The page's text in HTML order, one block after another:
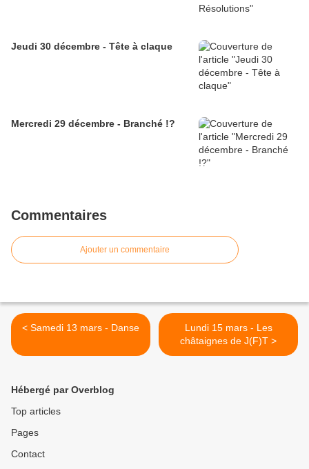
Jeudi 30 décembre - Tête à claque
Mercredi 29 décembre - Branché !?
Commentaires
Ajouter un commentaire
< Samedi 13 mars - Danse
Lundi 15 mars - Les
châtaignes de J(F)T >
Hébergé par Overblog
Top articles
Pages
Contact